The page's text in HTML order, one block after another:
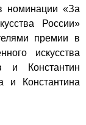
номинации «За
России»
премии в
искусства
и Константин
и Константина